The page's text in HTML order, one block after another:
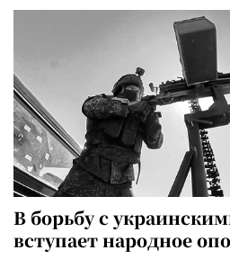
В борьбу с
вступает народное